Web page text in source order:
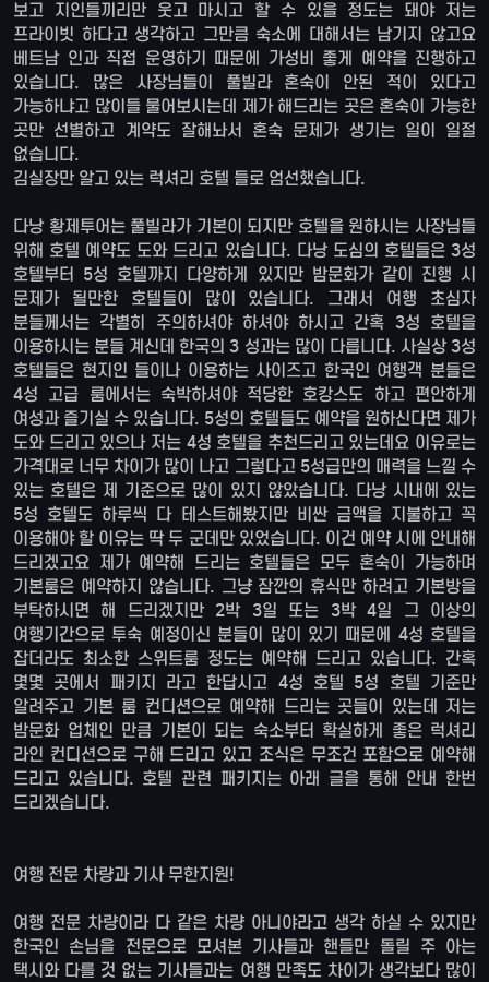
보고 지인들끼리만 웃고 마시고 할 수 있을 정도는 돼야 저는
프라이빗 하다고 생각하고 그만큼 숙소에 대해서는 남기지 않고요
베트남 인과 직접 운영하기 때문에 가성비 좋게 예약을 진행하고
있습니다. 많은 사장님들이 풀빌라 혼숙이 안된 적이 있다고
가능하냐고 많이들 물어보시는데 제가 해드리는 곳은 혼숙이 가능한
곳만 선별하고 계약도 잘해놔서 혼숙 문제가 생기는 일이 일절
없습니다.
김실장만 알고 있는 럭셔리 호텔 들로 엄선했습니다.
다낭 황제투어는 풀빌라가 기본이 되지만 호텔을 원하시는 사장님들
위해 호텔 예약도 도와 드리고 있습니다. 다낭 도심의 호텔들은 3성
호텔부터 5성 호텔까지 다양하게 있지만 밤문화가 같이 진행 시
문제가 될만한 호텔들이 많이 있습니다. 그래서 여행 초심자
분들께서는 각별히 주의하셔야 하셔야 하시고 간혹 3성 호텔을
이용하시는 분들 계신데 한국의 3 성과는 많이 다릅니다. 사실상 3성
호텔들은 현지인 들이나 이용하는 사이즈고 한국인 여행객 분들은
4성 고급 룸에서는 숙박하셔야 적당한 호캉스도 하고 편안하게
여성과 즐기실 수 있습니다. 5성의 호텔들도 예약을 원하신다면 제가
도와 드리고 있으나 저는 4성 호텔을 추천드리고 있는데요 이유로는
가격대로 너무 차이가 많이 나고 그렇다고 5성급만의 매력을 느낄 수
있는 호텔은 제 기준으로 많이 있지 않았습니다. 다낭 시내에 있는
5성 호텔도 하루씩 다 테스트해봤지만 비싼 금액을 지불하고 꼭
이용해야 할 이유는 딱 두 군데만 있었습니다. 이건 예약 시에 안내해
드리겠고요 제가 예약해 드리는 호텔들은 모두 혼숙이 가능하며
기본룸은 예약하지 않습니다. 그냥 잠깐의 휴식만 하려고 기본방을
부탁하시면 해 드리겠지만 2박 3일 또는 3박 4일 그 이상의
여행기간으로 투숙 예정이신 분들이 많이 있기 때문에 4성 호텔을
잡더라도 최소한 스위트룸 정도는 예약해 드리고 있습니다. 간혹
몇몇 곳에서 패키지 라고 한답시고 4성 호텔 5성 호텔 기준만
알려주고 기본 룸 컨디션으로 예약해 드리는 곳들이 있는데 저는
밤문화 업체인 만큼 기본이 되는 숙소부터 확실하게 좋은 럭셔리
라인 컨디션으로 구해 드리고 있고 조식은 무조건 포함으로 예약해
드리고 있습니다. 호텔 관련 패키지는 아래 글을 통해 안내 한번
드리겠습니다.
여행 전문 차량과 기사 무한지원!
여행 전문 차량이라 다 같은 차량 아니야라고 생각 하실 수 있지만
한국인 손님을 전문으로 모셔본 기사들과 핸들만 돌릴 주 아는
택시와 다를 것 없는 기사들과는 여행 만족도 차이가 생각보다 많이